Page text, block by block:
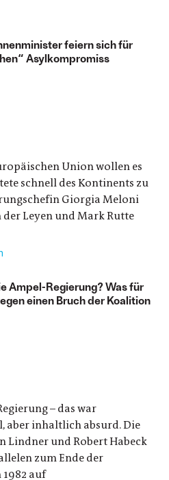
feiern sich für
Asylkompromiss
Union wollen es
schnell des Kontinents zu
Giorgia Meloni
Leyen und Mark Rutte
Ampel-Regierung? Was für
einen Bruch der Koalition
– das war
aber inhaltlich absurd. Die
Lindner und Robert Habeck
zum Ende der
auf